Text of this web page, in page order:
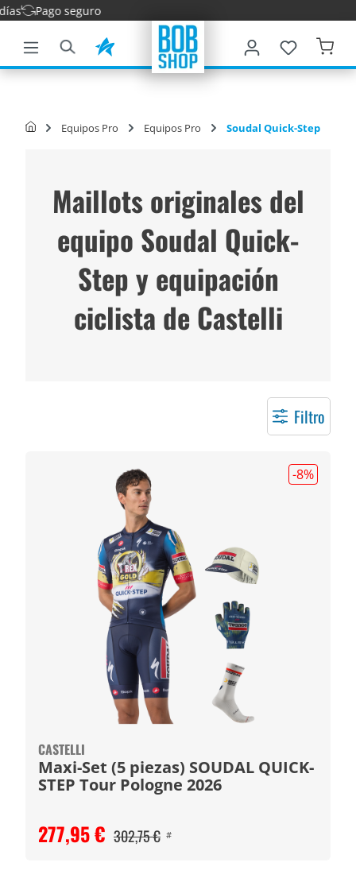
principal
Equipos Pro Equipos Pro Soudal Quick-Step
Maillots originales del
equipo Soudal Quick-
Step y equipación
ciclista de Castelli
Filtro
-8%
CASTELLI
Maxi-Set (5 piezas) SOUDAL QUICK-
STEP Tour Pologne 2026
277,95 € 302,75 € #